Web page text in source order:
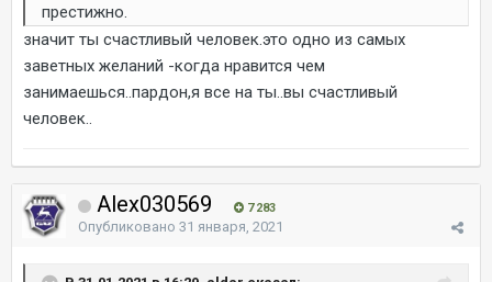
престижно.
значит ты счастливый человек.это одно из самых
заветных желаний -когда нравится чем
занимаешься..пардон,я все на ты..вы счастливый
человек..
Alex030569 7 283
Опубликовано 31 января, 2021